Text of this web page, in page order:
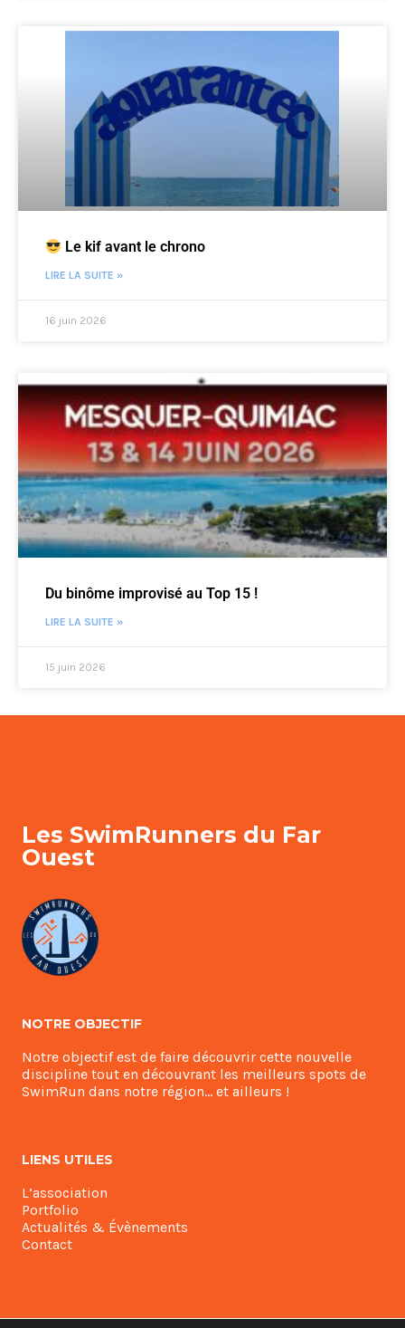
Le kif avant le chrono
LIRE LA SUITE »
16 juin 2026
Du binôme improvisé au Top 15 !
LIRE LA SUITE »
15 juin 2026
Les SwimRunners du Far
Ouest
NOTRE OBJECTIF
Notre objectif est de faire découvrir cette nouvelle
discipline tout en découvrant les meilleurs spots de
SwimRun dans notre région… et ailleurs !
LIENS UTILES
L’association
Portfolio
Actualités & Évènements
Contact